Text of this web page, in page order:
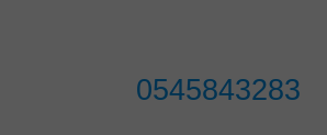
0545843283